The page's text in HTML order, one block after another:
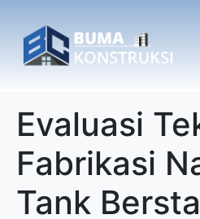
Evaluasi
Fabrikasi
Tank